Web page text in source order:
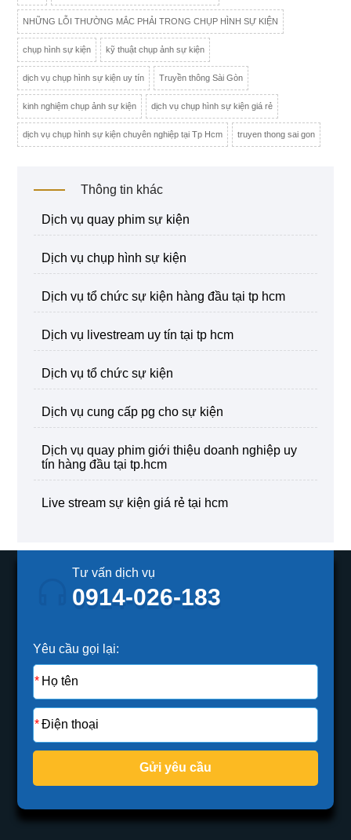
NHỮNG LỖI THƯỜNG MẮC PHẢI TRONG CHỤP HÌNH SỰ KIỆN
chụp hình sự kiện kỹ thuật chụp ảnh sự kiện
dịch vụ chụp hình sự kiện uy tín Truyền thông Sài Gòn
kinh nghiệm chụp ảnh sự kiện dịch vụ chụp hình sự kiện giá rẻ
dịch vụ chụp hình sự kiện chuyên nghiệp tại Tp Hcm truyen thong sai gon
Thông tin khác
dịch vụ quay phim sự kiện
dịch vụ chụp hình sự kiện
dịch vụ tổ chức sự kiện hàng đầu tại tp hcm
dịch vụ livestream uy tín tại tp hcm
dịch vụ tổ chức sự kiện
dịch vụ cung cấp pg cho sự kiện
dịch vụ quay phim giới thiệu doanh nghiệp uy
tín hàng đầu tại tp.hcm
live stream sự kiện giá rẻ tại hcm
Tư vấn dịch vụ
0914-026-183
Yêu cầu gọi lại:
Gửi yêu cầu